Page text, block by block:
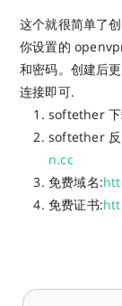
这个就很简单了
你设置的
和密码。创建后
连接即可.
softether
softether
n.cc
免费域名:
免费证书: